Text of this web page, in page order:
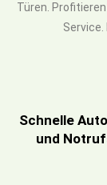
Türen.
Schnelle
und